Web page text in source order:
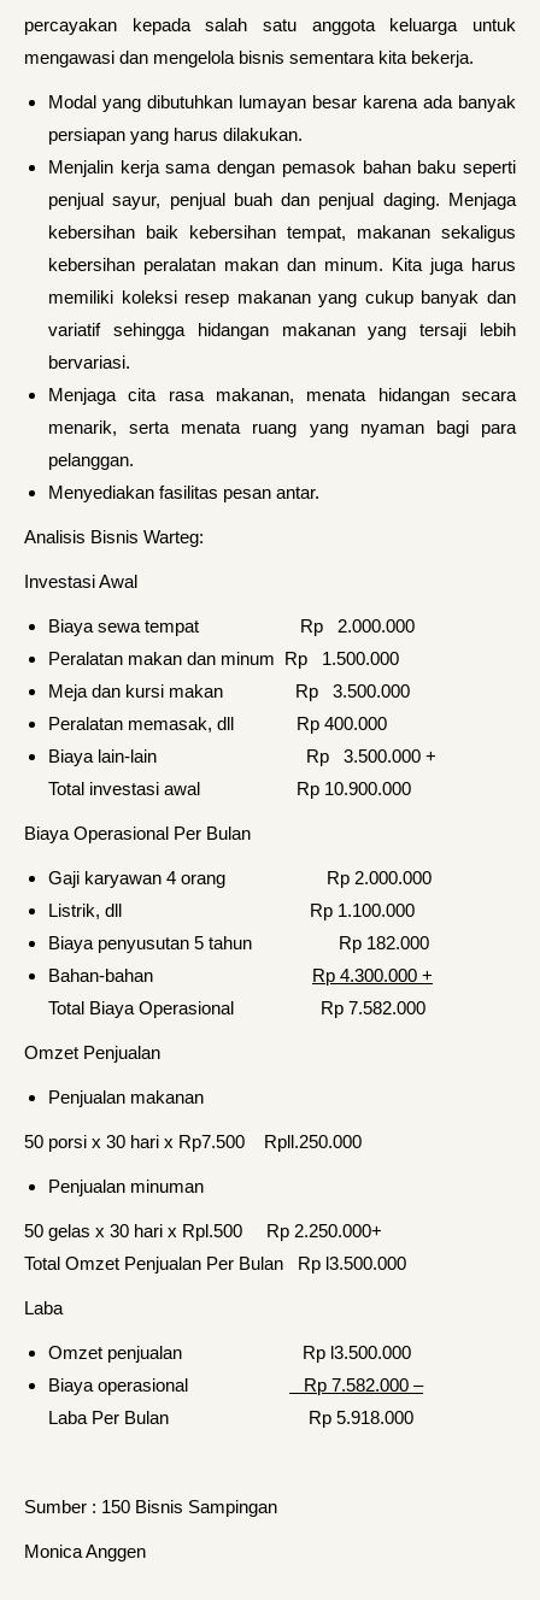
percayakan kepada salah satu anggota keluarga untuk
mengawasi dan mengelola bisnis sementara kita bekerja.
Modal yang dibutuhkan lumayan besar karena ada banyak
persiapan yang harus dilakukan.
Menjalin kerja sama dengan pemasok bahan baku seperti
penjual sayur, penjual buah dan penjual daging. Menjaga
kebersihan baik kebersihan tempat, makanan sekaligus
kebersihan peralatan makan dan minum. Kita juga harus
memiliki koleksi resep makanan yang cukup banyak dan
variatif sehingga hidangan makanan yang tersaji lebih
bervariasi.
Menjaga cita rasa makanan, menata hidangan secara
menarik, serta menata ruang yang nyaman bagi para
pelanggan.
Menyediakan fasilitas pesan antar.
Analisis Bisnis Warteg:
Investasi Awal
Biaya sewa tempat Rp 2.000.000
Peralatan makan dan minum Rp 1.500.000
Meja dan kursi makan Rp 3.500.000
Peralatan memasak, dll Rp 400.000
Biaya lain-lain Rp 3.500.000 +
Total investasi awal Rp 10.900.000
Biaya Operasional Per Bulan
Gaji karyawan 4 orang Rp 2.000.000
Listrik, dll Rp 1.100.000
Biaya penyusutan 5 tahun Rp 182.000
Bahan-bahan Rp 4.300.000 +
Total Biaya Operasional Rp 7.582.000
Omzet Penjualan
Penjualan makanan
50 porsi x 30 hari x Rp7.500 Rpll.250.000
Penjualan minuman
50 gelas x 30 hari x Rpl.500 Rp 2.250.000+
Total Omzet Penjualan Per Bulan Rp l3.500.000
Laba
Omzet penjualan Rp l3.500.000
Biaya operasional
Rp 7.582.000 –
Laba Per Bulan Rp 5.918.000
Sumber : 150 Bisnis Sampingan
Monica Anggen